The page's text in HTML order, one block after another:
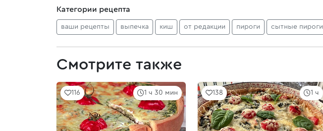
Категории рецепта
ваши рецепты выпечка киш от редакции пироги сытные пироги
Смотрите также
1 ч 30 мин
116 1 ч
138